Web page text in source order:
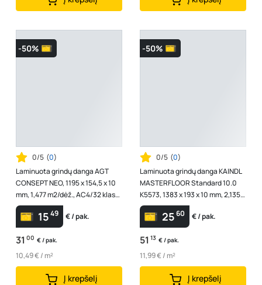
-50%
0/5 (0)
Laminuota grindų danga AGT
CONSEPT NEO, 1195 x 154,5 x 10
mm, 1,477 m2/dėž., AC4/32 klasė,
V4, spl. "Moderna"
1549 € / pak.
31 00 € / pak.
10,49 € / m²
Į krepšelį
-50%
0/5 (0)
Laminuota grindų danga KAINDL
MASTERFLOOR Standard 10.0
K5573, 1383 x 193 x 10 mm, 2,135
m2/dėž., AC4/32 klasė, V4, spl....
2560 € / pak.
51 13 € / pak.
11,99 € / m²
Į krepšelį